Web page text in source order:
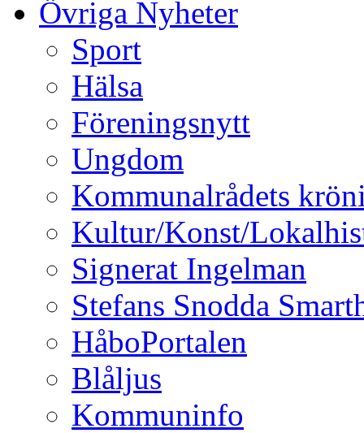
Övriga Nyheter
Sport
Hälsa
Föreningsnytt
Ungdom
Kommunalrådets
Kultur/Konst/
Signerat Ingelman
Stefans Snodda
HåboPortalen
Blåljus
Kommuninfo